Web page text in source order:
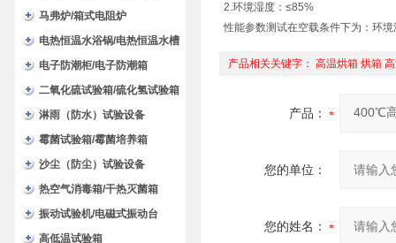
马弗炉/箱式电阻炉
电热恒温水浴锅/电热恒温水槽
电子防潮柜/电子防潮箱
二氧化硫试验箱/硫化氢试验箱
淋雨（防水）试验设备
霉菌试验箱/霉菌培养箱
沙尘（防尘）试验设备
热空气消毒箱/干热灭菌箱
振动试验机/电磁式振动台
高低温试验箱
2.环境湿度：≤85%
性能参数测试在空载条件下为：环
产品相关关键字： 高温烘箱 烘箱
产品：
您的单位：
您的姓名：